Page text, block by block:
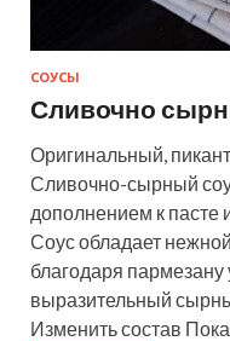
СОУСЫ
Сливочно
Оригинальный,
Сливочно-сырный
дополнением к
Соус обладает
благодаря пармезану
выразительный
Изменить состав